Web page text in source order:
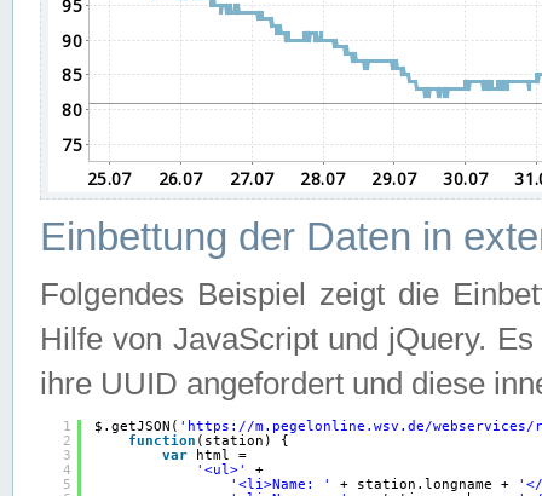
Einbettung der Daten in
Folgendes Beispiel zeigt die
Hilfe von JavaScript und jQuery.
ihre UUID angefordert und diese
1
2
3
4
5
$.getJSON( ' https://m.pegelonline.wsv.de/webservices/
function (station) {
var
html =
'<ul>'
+
'<li>Name: '
+ station.longname +